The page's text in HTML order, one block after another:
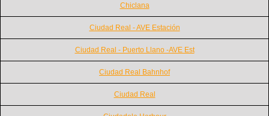
Chiclana
Ciudad Real - AVE Estación
Ciudad Real - Puerto Llano -AVE Est
Ciudad Real Bahnhof
Ciudad Real